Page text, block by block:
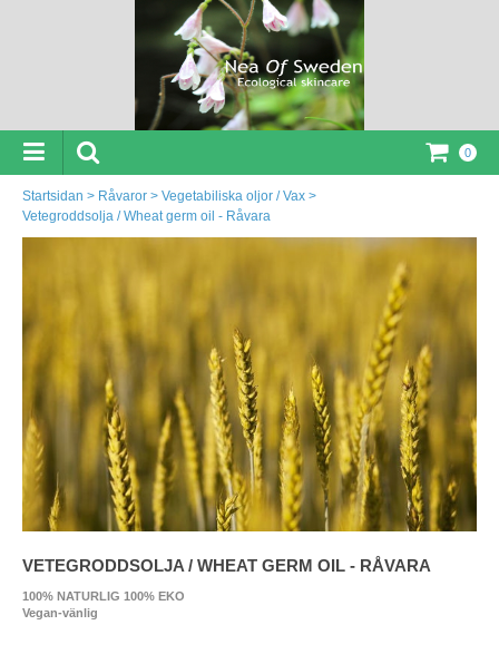
0
Startsidan > Råvaror > Vegetabiliska oljor / Vax >
Vetegroddsolja / Wheat germ oil - Råvara
VETEGRODDSOLJA / WHEAT GERM OIL - RÅVARA
100% NATURLIG 100% EKO
Vegan-vänlig